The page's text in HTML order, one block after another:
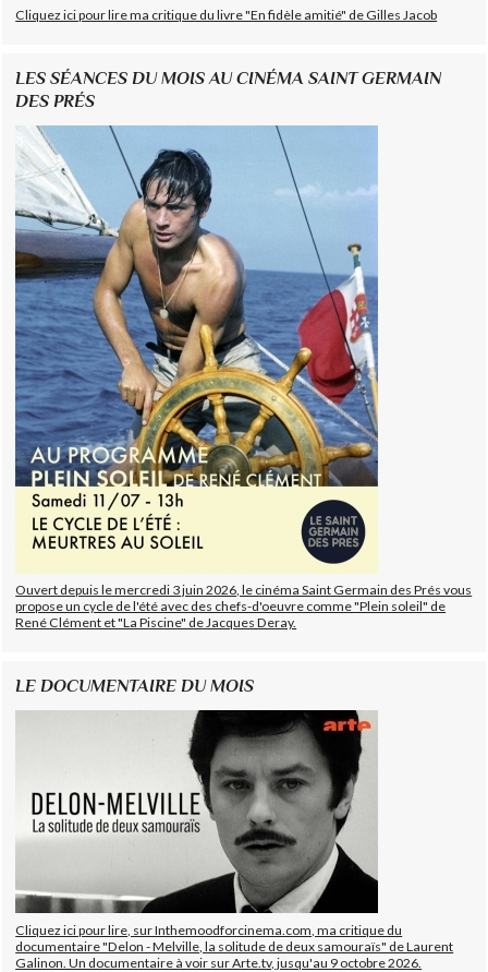
Cliquez ici pour lire ma critique du livre "En fidèle amitié" de Gilles Jacob
LES SÉANCES DU MOIS AU CINÉMA SAINT GERMAIN
DES PRÉS
Ouvert depuis le mercredi 3 juin 2026, le cinéma Saint Germain des Prés vous
propose un cycle de l'été avec des chefs-d'oeuvre comme "Plein soleil" de
René Clément et "La Piscine" de Jacques Deray.
LE DOCUMENTAIRE DU MOIS
Cliquez ici pour lire, sur Inthemoodforcinema.com, ma critique du
documentaire "Delon - Melville, la solitude de deux samouraïs" de Laurent
Galinon. Un documentaire à voir sur Arte.tv, jusqu'au 9 octobre 2026.